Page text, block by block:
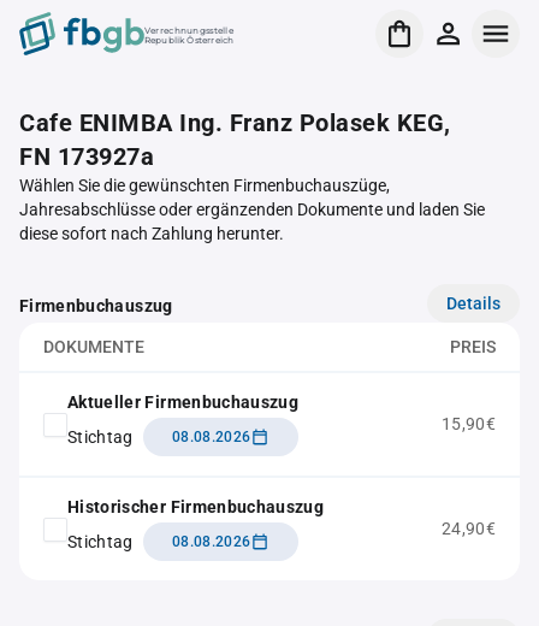
Verrechnungsstelle
Republik Österreich
Cafe ENIMBA Ing. Franz Polasek KEG,
FN 173927a
Wählen Sie die gewünschten Firmenbuchauszüge,
Jahresabschlüsse oder ergänzenden Dokumente und laden Sie
diese sofort nach Zahlung herunter.
Firmenbuchauszug Details
DOKUMENTE PREIS
Aktueller Firmenbuchauszug
Stichtag
08.08.2026
15,90€
Historischer Firmenbuchauszug
Stichtag
08.08.2026
24,90€